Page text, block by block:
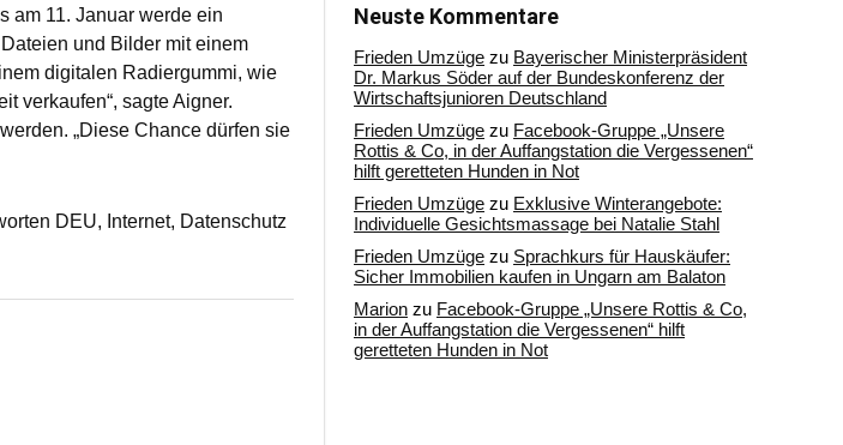
am 11. Januar werde ein
und Bilder mit einem
digitalen Radiergummi, wie
verkaufen“, sagte Aigner.
„Diese Chance dürfen sie
DEU, Internet, Datenschutz
Archiv
Neuste Kommentare
Frieden Umzüge zu Bayerischer Ministerpräsident
Dr. Markus Söder auf der Bundeskonferenz der
Wirtschaftsjunioren Deutschland
Frieden Umzüge zu Facebook-Gruppe „Unsere
Rottis & Co, in der Auffangstation die Vergessenen“
hilft geretteten Hunden in Not
Frieden Umzüge zu Exklusive Winterangebote:
Individuelle Gesichtsmassage bei Natalie Stahl
Frieden Umzüge zu Sprachkurs für Hauskäufer:
Sicher Immobilien kaufen in Ungarn am Balaton
Marion zu Facebook-Gruppe „Unsere Rottis & Co,
in der Auffangstation die Vergessenen“ hilft
geretteten Hunden in Not